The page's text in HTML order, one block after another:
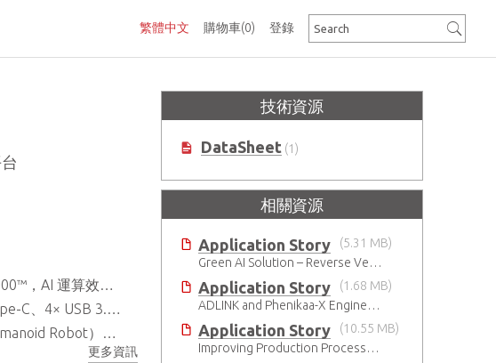
購物車(0)
繁體中文 登錄
可支援多模型生成式 AI 工作負載。
，滿足各類高效能邊緣應用需求。
Mobile Robot, AMR） 等應用打造。
更多資訊
技術資源
DataSheet (1)
相關資源
Application Story
(5.31 MB)
Green AI Solution – Reverse Vending Machine (RVM)
Application Story
(1.68 MB)
ADLINK and Phenikaa-X Engineering the AMR Pallet Mover
Application Story
(10.55 MB)
Improving Production Processes with Autonomous Mobile Robots